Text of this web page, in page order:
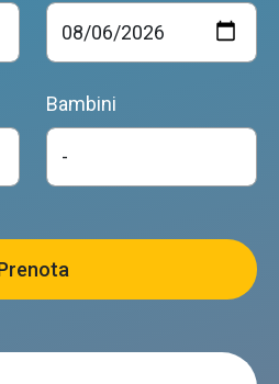
Bambini